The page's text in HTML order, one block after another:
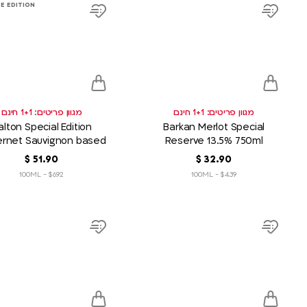
link
Add
מגוון פריטים: 1+1 חינם
Barkan Merlot Special
Reserve 13.5% 750ml
32.90
‏
$
$4.39 - 100ML
EDITION
link
Add
מגוון פריטים: 1+1 חינם
Special Edition
Sauvignon based
blend 13.5% 750ml
51.90
‏
$
$6.92 - 100ML
product
link
Add
product
link
Add